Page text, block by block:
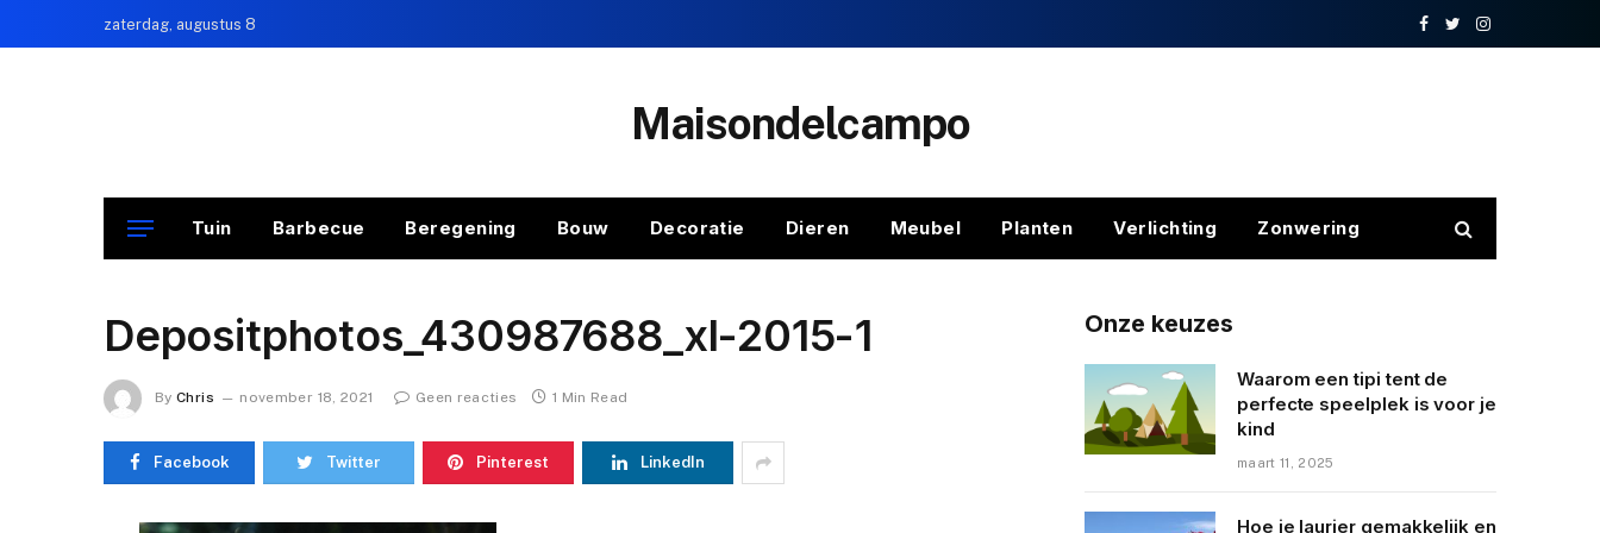
zaterdag, augustus 8
Facebook
TwitterInstagram
Maisondelcampo
Tuin Barbecue Beregening Bouw Decoratie Dieren Meubel Planten Verlichting Zonwering
Depositphotos_430987688_xl-2015-1
By Chris november 18, 2021 Geen reacties 1 Min Read
Facebook Twitter Pinterest LinkedIn
Onze keuzes
Waarom een tipi tent de
perfecte speelplek is voor je
kind
maart 11, 2025
Hoe je laurier gemakkelijk en